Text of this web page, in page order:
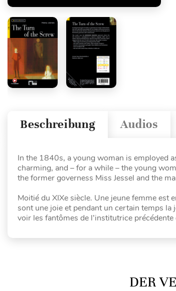
Audios
Beschreibung
In the 1840s, a young woman is employed
charming, and – for a while – the young
the former governess Miss Jessel and the
Moitié du XIXe siècle. Une jeune femme est
sont une joie et pendant un certain temps la
voir les fantômes de l’institutrice
DER